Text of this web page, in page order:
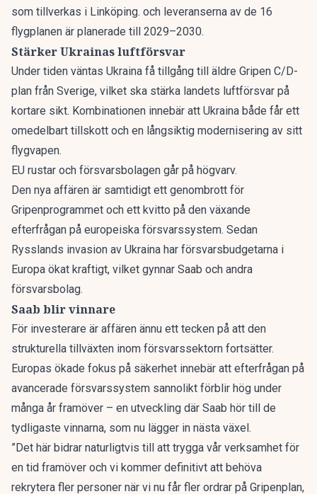
som tillverkas i Linköping. och leveranserna av de 16
flygplanen är planerade till 2029–2030.
Stärker Ukrainas luftförsvar
Under tiden väntas Ukraina få tillgång till äldre Gripen C/D-
plan från Sverige, vilket ska stärka landets luftförsvar på
kortare sikt. Kombinationen innebär att Ukraina både får ett
omedelbart tillskott och en långsiktig modernisering av sitt
flygvapen.
EU rustar och försvarsbolagen går på högvarv.
Den nya affären är samtidigt ett genombrott för
Gripenprogrammet och ett kvitto på den växande
efterfrågan på europeiska försvarssystem. Sedan
Rysslands invasion av Ukraina har försvarsbudgetarna i
Europa ökat kraftigt, vilket gynnar Saab och andra
försvarsbolag.
Saab blir vinnare
För investerare är affären ännu ett tecken på att den
strukturella tillväxten inom försvarssektorn fortsätter.
Europas ökade fokus på säkerhet innebär att efterfrågan på
avancerade försvarssystem sannolikt förblir hög under
många år framöver – en utveckling där Saab hör till de
tydligaste vinnarna, som nu lägger in nästa växel.
”Det här bidrar naturligtvis till att trygga vår verksamhet för
en tid framöver och vi kommer definitivt att behöva
rekrytera fler personer när vi nu får fler ordrar på Gripenplan,